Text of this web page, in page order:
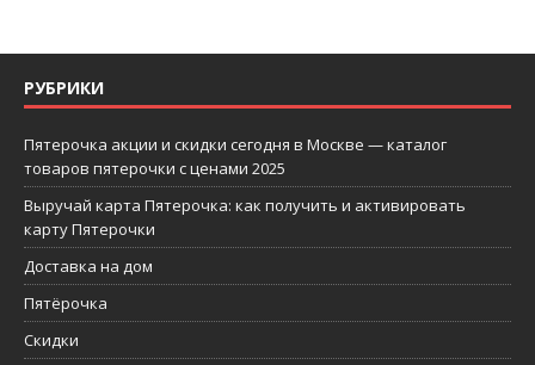
РУБРИКИ
Пятерочка акции и скидки сегодня в Москве — каталог
товаров пятерочки с ценами 2025
Выручай карта Пятерочка: как получить и активировать
карту Пятерочки
Доставка на дом
Пятёрочка
Скидки